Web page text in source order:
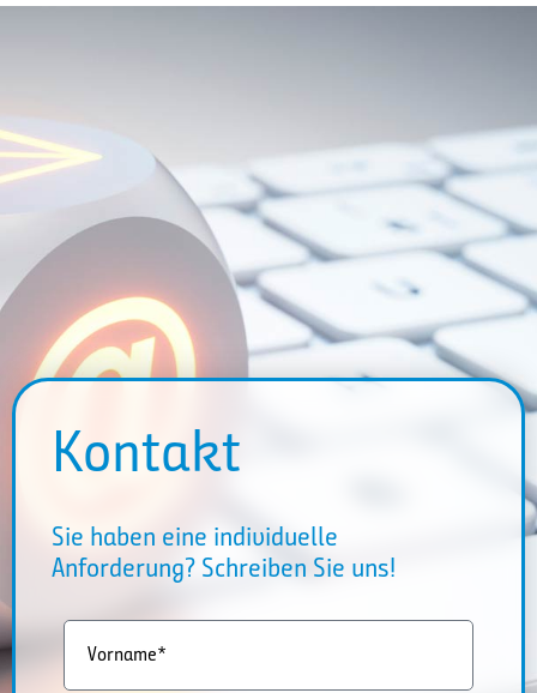
Kontakt
Sie haben eine individuelle
Anforderung? Schreiben Sie uns!
Vorname*